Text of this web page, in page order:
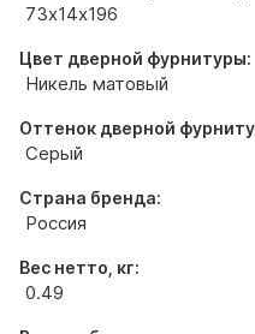
73х14х196
Цвет дверной фурнитуры:
Никель матовый
Оттенок дверной
Серый
Страна бренда:
Россия
Вес нетто, кг:
0.49